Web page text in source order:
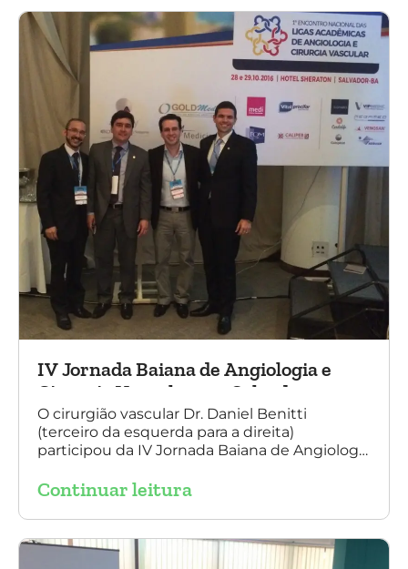
IV Jornada Baiana de Angiologia e
Cirurgia Vascular, em Salvador
O cirurgião vascular Dr. Daniel Benitti
(terceiro da esquerda para a direita)
participou da IV Jornada Baiana de Angiologia
29 de outubro. Na foto também está
SBACV (Sociedade Brasileira de Angiologia e
de Cirurgia Vascular) Bahia.
Continuar leitura